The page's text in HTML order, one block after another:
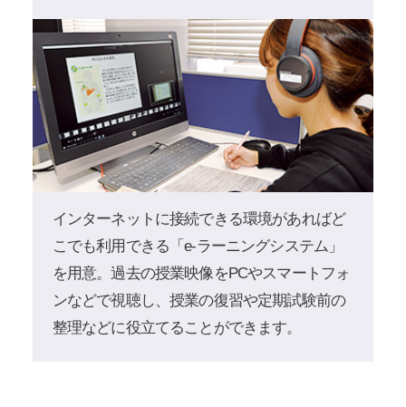
インターネットに接続できる環境があればど
こでも利用できる「e-ラーニングシステム」
を用意。過去の授業映像をPCやスマートフォ
ンなどで視聴し、授業の復習や定期試験前の
整理などに役立てることができます。